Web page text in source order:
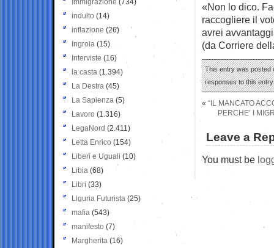
«Non lo dico.
raccogliere il
avrei
(da Corriere
This entry was posted
responses to this
« “IL MANCATO
PERCHE’ I
Leave a
You must be
Immigrazione (734)
indulto (14)
inflazione (26)
Ingroia (15)
Interviste (16)
la casta (1.394)
La Destra (45)
La Sapienza (5)
Lavoro (1.316)
LegaNord (2.411)
Letta Enrico (154)
Liberi e Uguali (10)
Libia (68)
Libri (33)
Liguria Futurista (25)
mafia (543)
manifesto (7)
Margherita (16)